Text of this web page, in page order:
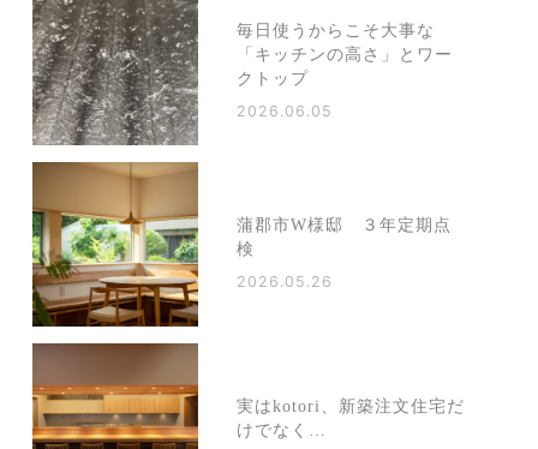
毎日使うからこそ大事な
「キッチンの高さ」とワー
クトップ
2026.06.05
蒲郡市W様邸 ３年定期点
検
2026.05.26
実はkotori、新築注文住宅だ
けでなく…